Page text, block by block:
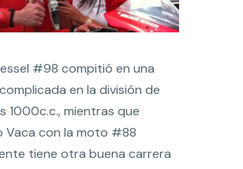
#98 compitió en una
en la división de
1000c.c., mientras que
Vaca con la moto #88
tiene otra buena carrera